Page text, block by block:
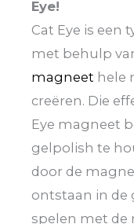
Eye!
Cat Eye is een
met behulp
magneet hele
creëren. Die
Eye magneet
gelpolish te
door de
ontstaan in de
spelen met de